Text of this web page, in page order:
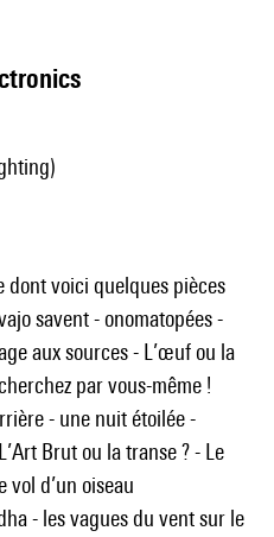
dont voici quelques pièces
savent - onomatopées -
aux sources - L’œuf ou la
par vous-même !
- une nuit étoilée -
Brut ou la transe ? - Le
vol d’un oiseau
- les vagues du vent sur le